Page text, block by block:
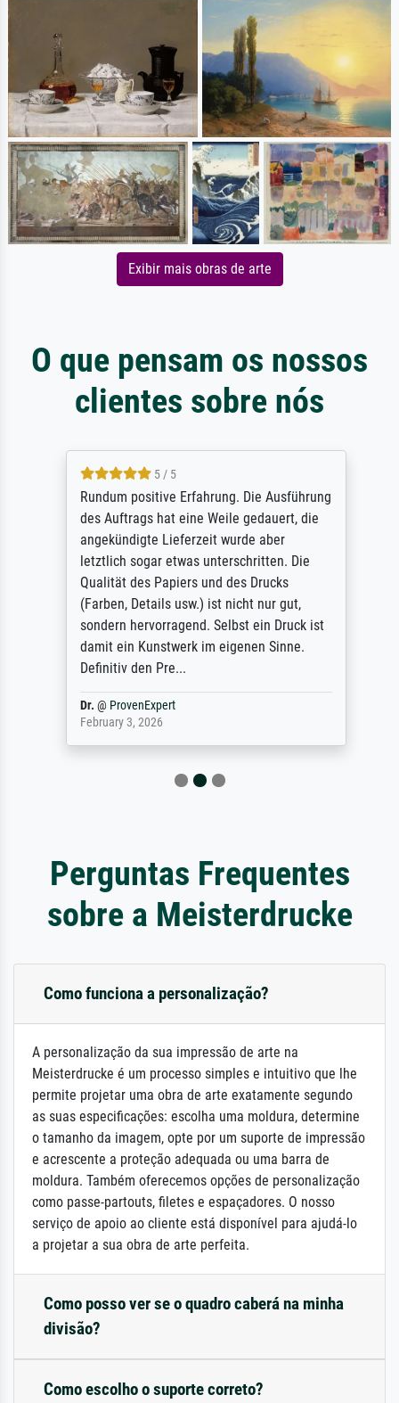
Exibir mais obras de arte
O que pensam os nossos
clientes sobre nós
5 / 5
Rundum positive Erfahrung. Die Ausführung
des Auftrags hat eine Weile gedauert, die
angekündigte Lieferzeit wurde aber
letztlich sogar etwas unterschritten. Die
Qualität des Papiers und des Drucks
(Farben, Details usw.) ist nicht nur gut,
sondern hervorragend. Selbst ein Druck ist
damit ein Kunstwerk im eigenen Sinne.
Definitiv den Pre...
Dr.@ProvenExpert
February 3, 2026
Perguntas Frequentes
sobre a Meisterdrucke
Como funciona a personalização?
A personalização da sua impressão de arte na
Meisterdrucke é um processo simples e intuitivo que lhe
permite projetar uma obra de arte exatamente segundo
as suas especificações: escolha uma moldura, determine
o tamanho da imagem, opte por um suporte de impressão
e acrescente a proteção adequada ou uma barra de
moldura. Também oferecemos opções de personalização
como passe-partouts, filetes e espaçadores. O nosso
serviço de apoio ao cliente está disponível para ajudá-lo
a projetar a sua obra de arte perfeita.
Como posso ver se o quadro caberá na minha
divisão?
Como escolho o suporte correto?